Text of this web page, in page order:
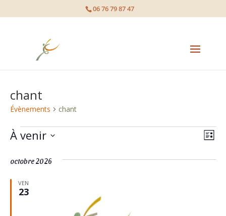
06 76 79 87 47
chant
Évènements chant
Évènements Liste
À venir
une
date.
octobre 2026
VEN
23